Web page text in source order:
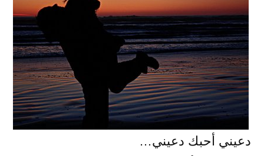
دعيني أحبك دعيني…